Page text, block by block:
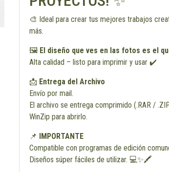
🎨 Ideal para crear tus mejores trabajos
más.
🖼️ El diseño que ves en las fotos es el
Alta calidad – listo para imprimir y usar ✔️
📩 Entrega del Archivo
Envío por mail.
El archivo se entrega comprimido (.RAR /
WinZip para abrirlo.
📌
IMPORTANTE
Compatible con programas de edición
Diseños súper fáciles de utilizar. 💻✨🖍️